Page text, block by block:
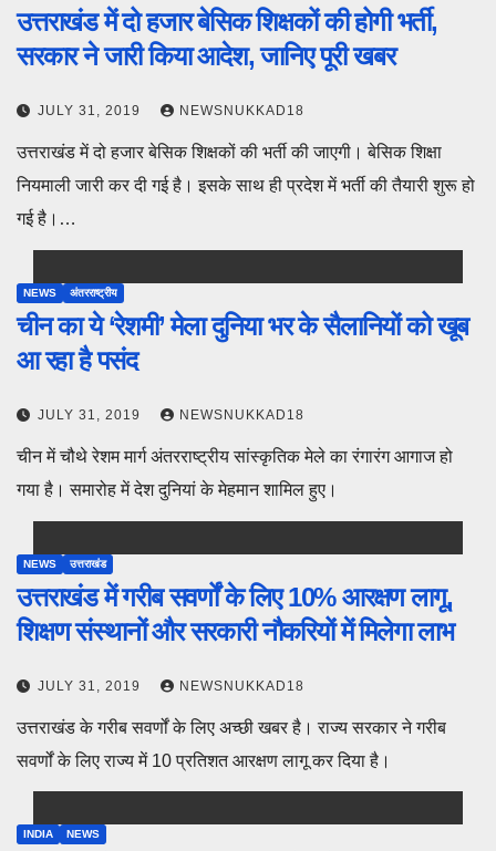
उत्तराखंड में दो हजार बेसिक शिक्षकों की होगी भर्ती,
सरकार ने जारी किया आदेश, जानिए पूरी खबर
JULY 31, 2019 NEWSNUKKAD18
उत्तराखंड में दो हजार बेसिक शिक्षकों की भर्ती की जाएगी। बेसिक शिक्षा
नियमाली जारी कर दी गई है। इसके साथ ही प्रदेश में भर्ती की तैयारी शुरू हो
गई है।…
NEWS अंतरराष्ट्रीय
चीन का ये ‘रेशमी’ मेला दुनिया भर के सैलानियों को खूब
आ रहा है पसंद
JULY 31, 2019 NEWSNUKKAD18
चीन में चौथे रेशम मार्ग अंतरराष्ट्रीय सांस्कृतिक मेले का रंगारंग आगाज हो
गया है। समारोह में देश दुनियां के मेहमान शामिल हुए।
NEWS उत्तराखंड
उत्तराखंड में गरीब सवर्णों के लिए 10% आरक्षण लागू,
शिक्षण संस्थानों और सरकारी नौकरियों में मिलेगा लाभ
JULY 31, 2019 NEWSNUKKAD18
उत्तराखंड के गरीब सवर्णों के लिए अच्छी खबर है। राज्य सरकार ने गरीब
सवर्णों के लिए राज्य में 10 प्रतिशत आरक्षण लागू कर दिया है।
INDIA NEWS